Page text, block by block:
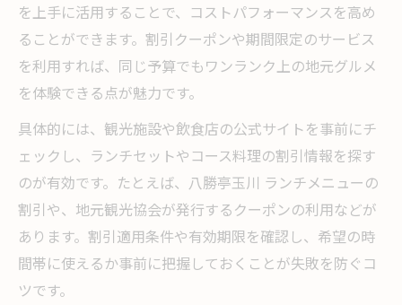
を上手に活用することで、コストパフォーマンスを高め
ることができます。割引クーポンや期間限定のサービス
を利用すれば、同じ予算でもワンランク上の地元グルメ
を体験できる点が魅力です。
具体的には、観光施設や飲食店の公式サイトを事前にチ
ェックし、ランチセットやコース料理の割引情報を探す
のが有効です。たとえば、八勝亭玉川 ランチメニューの
割引や、地元観光協会が発行するクーポンの利用などが
あります。割引適用条件や有効期限を確認し、希望の時
間帯に使えるか事前に把握しておくことが失敗を防ぐコ
ツです。